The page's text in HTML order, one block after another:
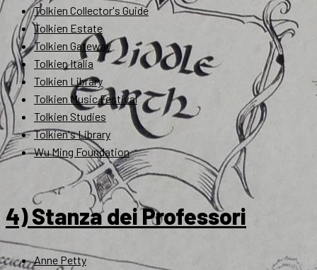
Tolkien Collector's Guide
Tolkien Estate
Tolkien Gateway
Tolkien Italia
Tolkien Library
Tolkien Music Festival
Tolkien Studies
Tolkien's Library
Wu Ming Foundation
4) Stanza dei Professori
Anne Petty